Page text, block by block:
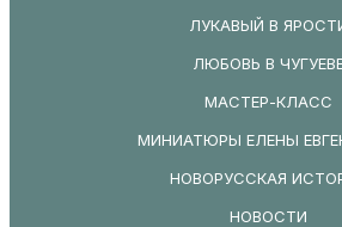
ЛУКАВЫЙ В
ЛЮБОВЬ В
МАСТЕР-КЛАСС
МИНИАТЮРЫ ЕЛЕНЫ
НОВОРУССКАЯ
НОВОСТИ